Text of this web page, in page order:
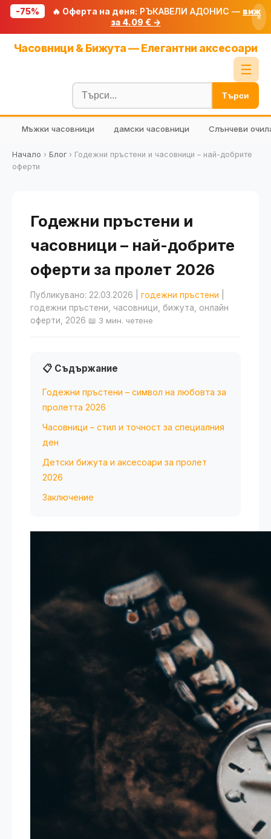
-75% 🔥 Оферта на деня: РЪКАВЕЛИ АДОНИС — виж
за 4.09 € →
×
Часовници & Бижута — Елегантни аксесоари
☰
Блог
🧮 Калкулатори
🔍 Намери продукт
🎁 Подарък
Търси
Мъжки часовници дамски часовници Слънчеви
Начало › Блог› Годежни пръстени и часовници – най-добрите
оферти
Годежни пръстени и
часовници – най-добрите
оферти за пролет 2026
Публикувано: 22.03.2026 годежни пръстени
годежни пръстени, часовници, бижута, онлайн
оферти, 2026 📖 3 мин. четене
📋 Съдържание
Годежни пръстени – символ на любовта за
пролетта 2026
Часовници – стил и точност за специалния
ден
Детски бижута и аксесоари за пролет
2026
Заключение